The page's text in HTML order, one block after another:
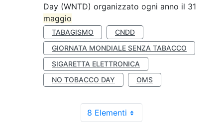
Day (WNTD) organizzato ogni anno il 31
maggio
TABAGISMO
CNDD
GIORNATA MONDIALE SENZA TABACCO
SIGARETTA ELETTRONICA
NO TOBACCO DAY
OMS
8 Elementi